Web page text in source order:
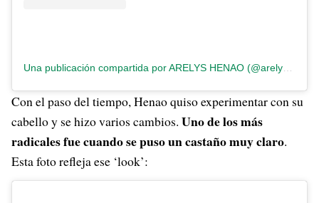
Con el paso del tiempo, Henao quiso experimentar con su
cabello y se hizo varios cambios. Uno de los más
radicales fue cuando se puso un castaño muy claro.
Esta foto refleja ese ‘look’: